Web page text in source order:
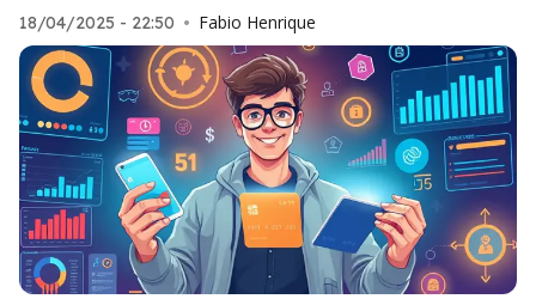
18/04/2025 - 22:50 • Fabio Henrique